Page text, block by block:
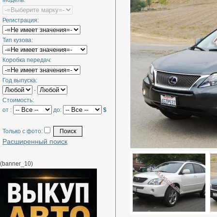
Регистрация:
Тип кузова:
Коробка передач:
Год выпуска:
-
Стоимость:
от :
до: $
Только с фото:
Расширенный поиск
(banner_10)